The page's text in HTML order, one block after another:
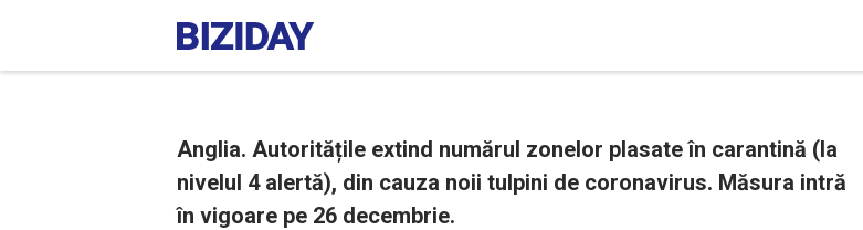
Anglia. Autoritățile extind numărul zonelor plasate în carantină (la
nivelul 4 alertă), din cauza noii tulpini de coronavirus. Măsura intră
în vigoare pe 26 decembrie.